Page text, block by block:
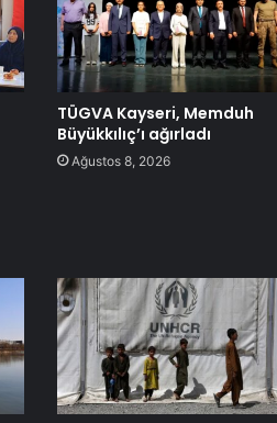
TÜGVA Kayseri, Memduh
Büyükkılıç’ı ağırladı
Ağustos 8, 2026